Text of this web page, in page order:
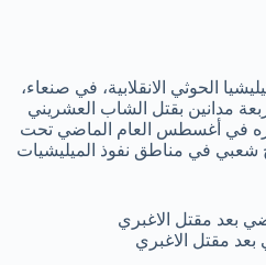
الحوثي الانقلابية، في صنعاء،
مدانين بقتل الشاب العشريني
في أغسطس العام الماضي تحت
شعبي في مناطق نفوذ الميليشيات
مقتل الاغبري